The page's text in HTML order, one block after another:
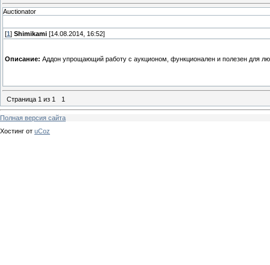
Auctionator
[1 ] Shimikami [14.08.2014, 16:52]
Описание: Аддон упрощающий работу с аукционом, функционален и полезен для
Страница 1 из 1 1
Полная версия сайта
Хостинг от uCoz